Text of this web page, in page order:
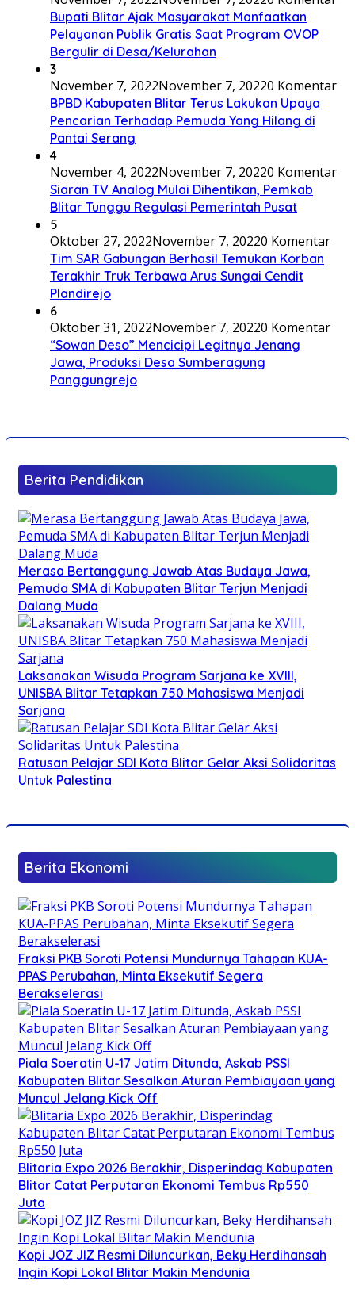
Bupati Blitar Ajak Masyarakat Manfaatkan
Pelayanan Publik Gratis Saat Program OVOP
Bergulir di Desa/Kelurahan
3
November 7, 2022November 7, 20220 Komentar
BPBD Kabupaten Blitar Terus Lakukan Upaya
Pencarian Terhadap Pemuda Yang Hilang di
Pantai Serang
4
November 4, 2022November 7, 20220 Komentar
Siaran TV Analog Mulai Dihentikan, Pemkab
Blitar Tunggu Regulasi Pemerintah Pusat
5
Oktober 27, 2022November 7, 20220 Komentar
Tim SAR Gabungan Berhasil Temukan Korban
Terakhir Truk Terbawa Arus Sungai Cendit
Plandirejo
6
Oktober 31, 2022November 7, 20220 Komentar
“Sowan Deso” Mencicipi Legitnya Jenang
Jawa, Produksi Desa Sumberagung
Panggungrejo
Berita Pendidikan
Merasa Bertanggung Jawab Atas Budaya Jawa,
Pemuda SMA di Kabupaten Blitar Terjun Menjadi
Dalang Muda
Laksanakan Wisuda Program Sarjana ke XVIII,
UNISBA Blitar Tetapkan 750 Mahasiswa Menjadi
Sarjana
Ratusan Pelajar SDI Kota Blitar Gelar Aksi Solidaritas
Untuk Palestina
Berita Ekonomi
Fraksi PKB Soroti Potensi Mundurnya Tahapan KUA-
PPAS Perubahan, Minta Eksekutif Segera
Berakselerasi
Piala Soeratin U-17 Jatim Ditunda, Askab PSSI
Kabupaten Blitar Sesalkan Aturan Pembiayaan yang
Muncul Jelang Kick Off
Blitaria Expo 2026 Berakhir, Disperindag Kabupaten
Blitar Catat Perputaran Ekonomi Tembus Rp550
Juta
Kopi JOZ JIZ Resmi Diluncurkan, Beky Herdihansah
Ingin Kopi Lokal Blitar Makin Mendunia